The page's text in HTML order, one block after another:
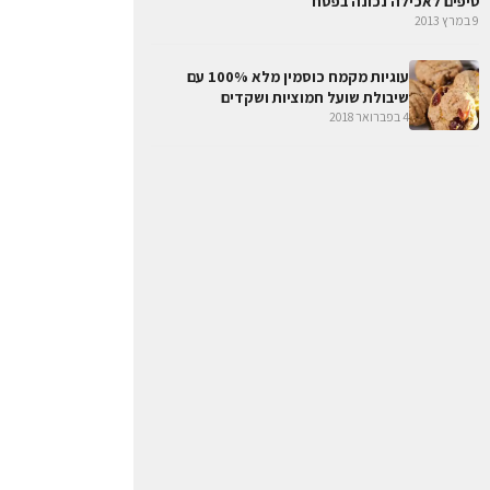
9 במרץ 2013
עוגיות מקמח כוסמין מלא 100% עם
שיבולת שועל חמוציות ושקדים
4 בפברואר 2018